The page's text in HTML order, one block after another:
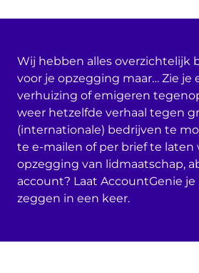
Wij hebben alles overzichtelijk
voor je opzegging maar… Zie je
verhuizing of emigeren
weer hetzelfde verhaal tegen
(internationale) bedrijven te
te e-mailen of per brief te laten
opzegging van lidmaatschap,
account? Laat AccountGenie
zeggen in een keer.